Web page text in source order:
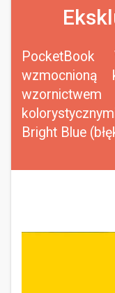
PocketBook
wzmocnioną
Bright Blue